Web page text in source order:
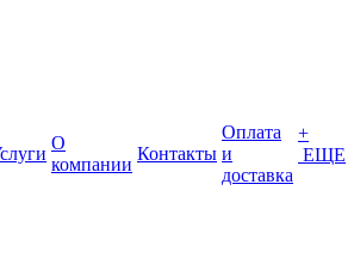
О
компании
Контакты
Оплата
и
доставка
+
ЕЩЕ